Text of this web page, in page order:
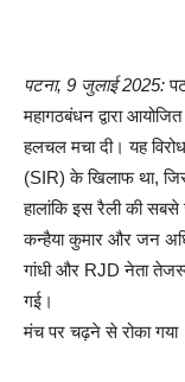
पटना, 9 जुलाई 2025:
महागठबंधन द्वारा
हलचल मचा दी। यह विरोध
(SIR) के खिलाफ था, जिसे
हालांकि इस रैली की सबसे
कन्हैया कुमार और जन
गांधी और RJD नेता
गई।
मंच पर चढ़ने से रोका गया